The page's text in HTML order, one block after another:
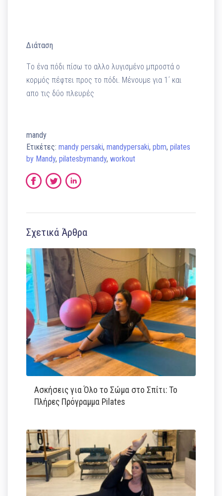
Διάταση
Tο ένα πόδι πίσω το αλλο λυγισμένο μπροστά ο
κορμός πέφτει προς το πόδι. Μένουμε για 1΄ και
απο τις δύο πλευρές
mandy
Ετικέτες:mandy persaki,mandypersaki,pbm,pilates
by Mandy,pilatesbymandy,workout
Σχετικά Άρθρα
Ασκήσεις για Όλο το Σώμα στο Σπίτι: Το
Πλήρες Πρόγραμμα Pilates